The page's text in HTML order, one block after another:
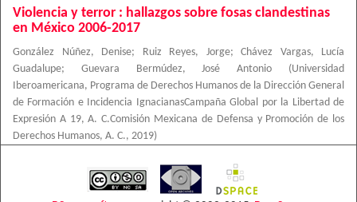
Violencia y terror : hallazgos sobre fosas clandestinas
en México 2006-2017
González Núñez, Denise; Ruiz Reyes, Jorge; Chávez Vargas, Lucía
Guadalupe; Guevara Bermúdez, José Antonio (Universidad
Iberoamericana, Programa de Derechos Humanos de la Dirección General
de Formación e Incidencia IgnacianasCampaña Global por la Libertad de
Expresión A 19, A. C.Comisión Mexicana de Defensa y Promoción de los
Derechos Humanos, A. C., 2019)